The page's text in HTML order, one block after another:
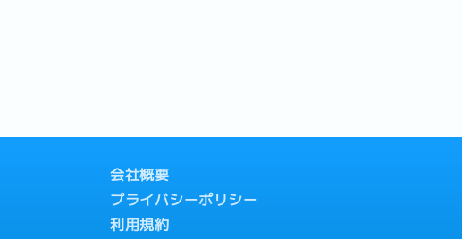
会社概要
プライバシーポリシー
利用規約